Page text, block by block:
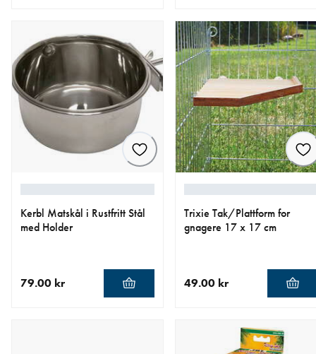
Kerbl Matskål i Rustfritt Stål
med Holder
79.00 kr
Trixie Tak/Plattform for
gnagere 17 x 17 cm
49.00 kr